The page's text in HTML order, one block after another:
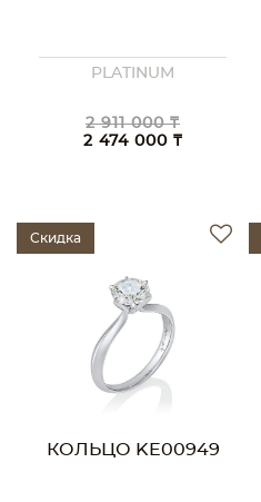
PLATINUM
2 911 000 ₸
2 474 000 ₸
Скидка
КОЛЬЦО KE00949